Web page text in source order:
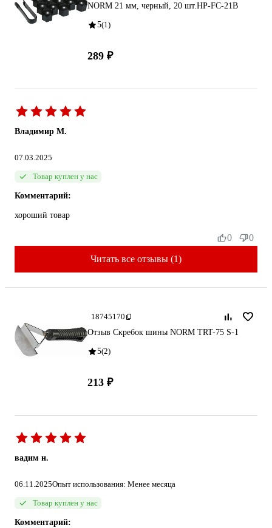
NORM 21 мм, черный, 20 шт.HP-FC-21B
5(1)
289 ₽
Владимир М.
07.03.2025
Товар куплен у нас
Комментарий:
хороший товар
Читать все отзывы (1)
0 0
18745170
Отзыв Скребок шины NORM TRT-75 S-1
5(2)
213 ₽
вадим н.
06.11.2025Опыт использования: Менее месяца
Товар куплен у нас
Комментарий: